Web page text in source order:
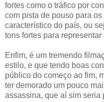
fortes como o tráfico por
com pista de pouso para
característico do país, ou
tons fortes para
Enfim, é um tremendo
estilo, e que tendo boas
público do começo ao fim,
ter demorado um pouco
assassina, que aí sim seria